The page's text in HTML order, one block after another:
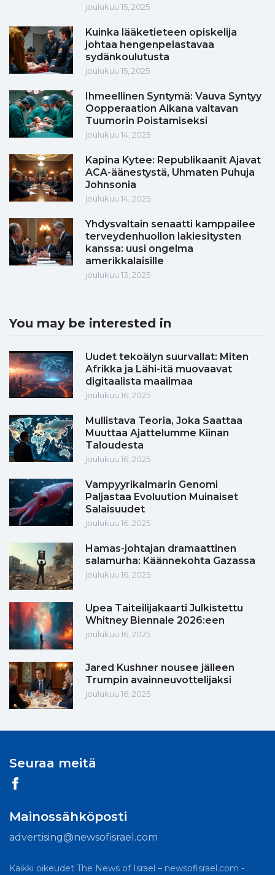
joulukuu 15, 2025
Kuinka lääketieteen opiskelija
johtaa hengenpelastavaa
sydänkoulutusta
joulukuu 15, 2025
Ihmeellinen Syntymä: Vauva Syntyy
Oopperaation Aikana valtavan
Tuumorin Poistamiseksi
joulukuu 14, 2025
Kapina Kytee: Republikaanit Ajavat
ACA-äänestystä, Uhmaten Puhuja
Johnsonia
joulukuu 14, 2025
Yhdysvaltain senaatti kamppailee
terveydenhuollon lakiesitysten
kanssa: uusi ongelma
amerikkalaisille
joulukuu 13, 2025
You may be interested in
Uudet tekoälyn suurvallat: Miten
Afrikka ja Lähi-itä muovaavat
digitaalista maailmaa
joulukuu 16, 2025
Mullistava Teoria, Joka Saattaa
Muuttaa Ajattelumme Kiinan
Taloudesta
joulukuu 16, 2025
Vampyyrikalmarin Genomi
Paljastaa Evoluution Muinaiset
Salaisuudet
joulukuu 16, 2025
Hamas-johtajan dramaattinen
salamurha: Käännekohta Gazassa
joulukuu 16, 2025
Upea Taiteilijakaarti Julkistettu
Whitney Biennale 2026:een
joulukuu 16, 2025
Jared Kushner nousee jälleen
Trumpin avainneuvottelijaksi
joulukuu 16, 2025
Seuraa meitä
Mainossähköposti
advertising@newsofisrael.com
Kaikki oikeudet The News of Israel – newsofisrael.com -